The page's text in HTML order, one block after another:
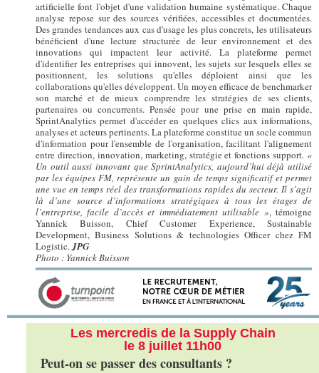
artificielle font l'objet d'une validation humaine systématique. Chaque
analyse repose sur des sources vérifiées, accessibles et documentées.
Des grandes tendances aux cas d'usage les plus concrets, les utilisateurs
bénéficient d'une lecture structurée de leur environnement et des
innovations qui impactent leur activité. La plateforme permet
d'identifier les entreprises qui innovent, les sujets sur lesquels elles se
positionnent, les solutions qu'elles déploient ainsi que les
collaborations qu'elles développent. Un moyen efficace de benchmarker
son marché et de mieux comprendre les stratégies de ses clients,
partenaires ou concurrents. Pensée pour une prise en main rapide,
SprintAnalytics permet d'accéder en quelques clics aux informations,
analyses et acteurs pertinents. La plateforme constitue un socle commun
d'information pour l'ensemble de l'organisation, facilitant l'alignement
entre direction, innovation, marketing, stratégie et fonctions support. «
Un outil aussi innovant que SprintAnalytics, aujourd’hui déjà utilisé
par les équipes FM, représente un gain de temps significatif et permet
une vue en temps réel des transformations rapides du secteur. Il s’agit
là d’une source d’informations stratégiques à tous les étages de
l’entreprise, facile d’accès et immédiatement utilisable », témoigne
Yannick Buisson, Chief Customer Experience, Sustainable
Development, Business Solutions & technologies Officer chez FM
Logistic.JPG
Photo : Yannick Buisson
Les mercredis de la Supply Chain
le 8 juillet 11h00
Peut-on se passer des consultants ?